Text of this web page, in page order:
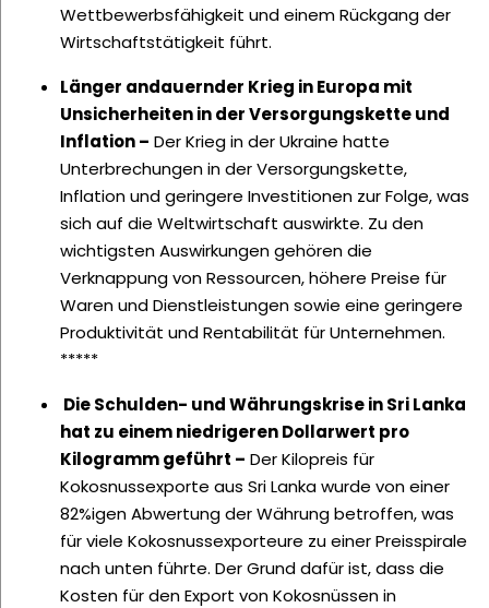
Wettbewerbsfähigkeit und einem Rückgang der
Wirtschaftstätigkeit führt.
Länger andauernder Krieg in Europa mit
Unsicherheiten in der Versorgungskette und
Inflation – Der Krieg in der Ukraine hatte
Unterbrechungen in der Versorgungskette,
Inflation und geringere Investitionen zur Folge, was
sich auf die Weltwirtschaft auswirkte. Zu den
wichtigsten Auswirkungen gehören die
Verknappung von Ressourcen, höhere Preise für
Waren und Dienstleistungen sowie eine geringere
Produktivität und Rentabilität für Unternehmen.
*****
Die Schulden- und Währungskrise in Sri Lanka
hat zu einem niedrigeren Dollarwert pro
Kilogramm geführt – Der Kilopreis für
Kokosnussexporte aus Sri Lanka wurde von einer
82%igen Abwertung der Währung betroffen, was
für viele Kokosnussexporteure zu einer Preisspirale
nach unten führte. Der Grund dafür ist, dass die
Kosten für den Export von Kokosnüssen in